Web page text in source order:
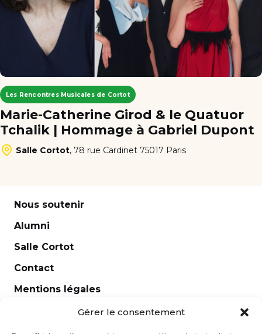
Gérer le consentement
Les Rencontres Musicales de Cortot
Marie-Catherine Girod & le Quatuor
Tchalik | Hommage à Gabriel Dupont
Salle Cortot, 78 rue Cardinet 75017 Paris
Nous soutenir
Alumni
Salle Cortot
Contact
Mentions légales